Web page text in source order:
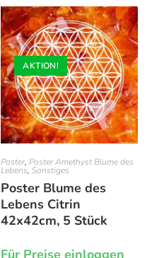
AKTION!
Poster, Poster Amethyst Blume des
Lebens, Sonstiges
Poster Blume des
Lebens Citrin
42x42cm, 5 Stück
Für Preise einloggen